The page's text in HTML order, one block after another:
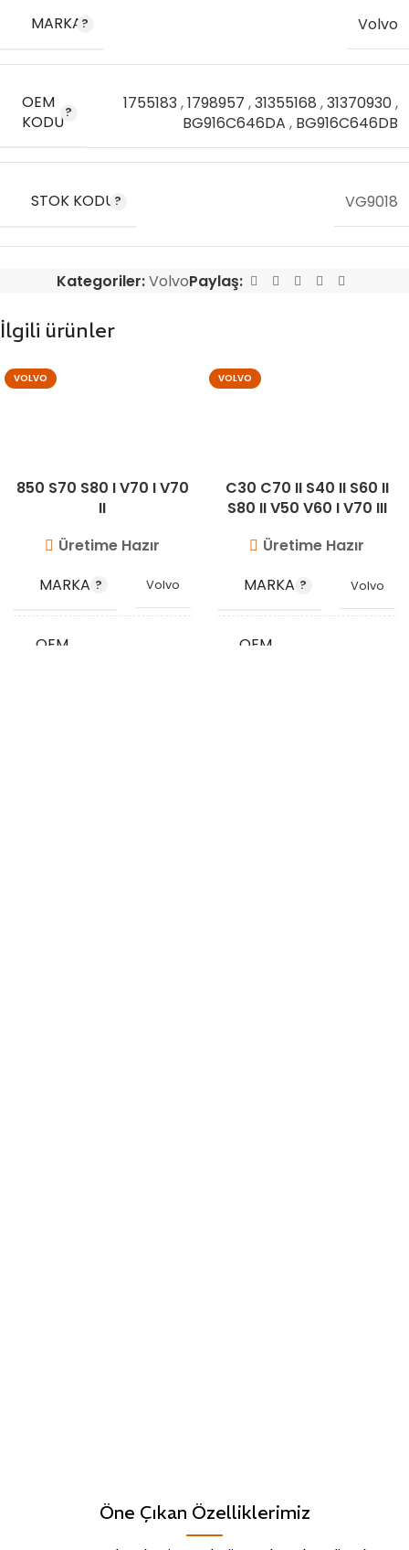
MARKA
Volvo
OEM
KODU
1755183,1798957 ,31355168 ,31370930,
BG916C646DA , BG916C646DB
STOK KODU VG9018
Kategoriler:VolvoPaylaş:
İlgili ürünler
VOLVO
850 S70 S80 I V70 I V70
II
Üretime Hazır
MARKA
Volvo
OEM
VOLVO
C30 C70 II S40 II S60 II
S80 II V50 V60 I V70 III
Üretime Hazır
MARKA
Volvo
OEM
Öne Çıkan Özelliklerimiz